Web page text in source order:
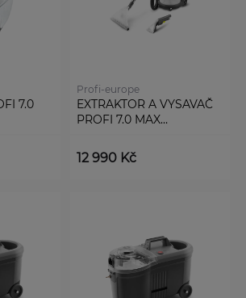
7.0
Profi-europe
EXTRAKTOR A VYSAVAČ
PROFI 7.0 MAX
12 990 Kč